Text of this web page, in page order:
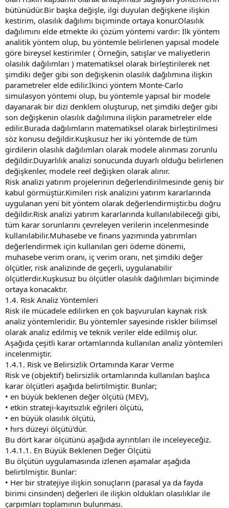
bütünüdür.Bir başka değişle, ilgi duyulan değişkene ilişkin
kestirim, olasılık dağılımı biçiminde ortaya konur.Olasılık
dağılımını elde etmekte iki çözüm yöntemi vardır: İlk yöntem
analitik yöntem olup, bu yöntemle belirlenen yapısal modele
göre bireysel kestirimler ( Örneğin, satışlar ve maliyetlerin
olasılık dağılımları ) matematiksel olarak birleştirilerek net
şimdiki değer gibi son değişkenin olasılık dağılımına ilişkin
parametreler elde edilir.İkinci yöntem Monte-Carlo
simulasyon yöntemi olup, bu yöntemle yapısal bir modele
dayanarak bir dizi denklem oluşturup, net şimdiki değer gibi
son değişkenin olasılık dağılımına ilişkin parametreler elde
edilir.Burada dağılımların matematiksel olarak birleştirilmesi
söz konusu değildir.Kuşkusuz her iki yöntemde de tüm
girdilerin olasılık dağılımları olarak modele alınması zorunlu
değildir.Duyarlılık analizi sonucunda duyarlı olduğu belirlenen
değişkenler, modele reel değişken olarak alınır.
Risk analizi yatırım projelerinin değerlendirilmesinde geniş bir
kabul görmüştür.Kimileri risk analizini yatırım kararlarında
uygulanan yeni bit yöntem olarak değerlendirmiştir.bu doğru
değildir.Risk analizi yatırım kararlarında kullanılabileceği gibi,
tüm karar sorunlarını çevreleyen verilerin incelenmesinde
kullanılabilir.Muhasebe ve finans yazımında yatırımları
değerlendirmek için kullanılan geri ödeme dönemi,
muhasebe verim oranı, iç verim oranı, net şimdiki değer
ölçütler, risk analizinde de geçerli, uygulanabilir
ölçütlerdir.Kuşkusuz bu ölçütler olasılık dağılımları biçiminde
ortaya konacaktır.
1.4. Risk Analiz Yöntemleri
Risk ile mücadele edilirken en çok başvurulan kaynak risk
analiz yöntemleridir. Bu yöntemler sayesinde riskler bilimsel
olarak analiz edilmiş ve teknik veriler elde edilmiş olur.
Aşağıda çeşitli karar ortamlarında kullanılan analiz yöntemleri
incelenmiştir.
1.4.1. Risk ve Belirsizlik Ortamında Karar Verme
Risk ve (objektif) belirsizlik ortamlarında kullanılan başlıca
karar ölçütleri aşağıda belirtilmiştir. Bunlar;
• en büyük beklenen değer ölçütü (MEV),
• etkin strateji-kayıtsızlık eğrileri ölçütü,
• en büyük olasılık ölçütü,
• hırs düzeyi ölçütü'dür.
Bu dört karar ölçütünü aşağıda ayrıntıları ile inceleyeceğiz.
1.4.1.1. En Büyük Beklenen Değer Ölçütü
Bu ölçütün uygulamasında izlenen aşamalar aşağıda
belirtilmiştir. Bunlar:
• Her bir stratejiye ilişkin sonuçların (parasal ya da fayda
birimi cinsinden) değerleri ile ilişkin oldukları olasılıklar ile
çarpımları toplamının bulunması.